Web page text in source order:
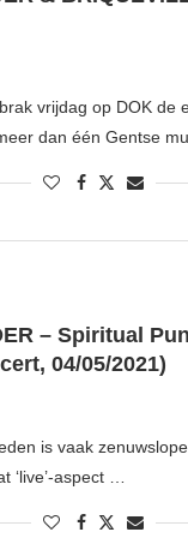
vrijdag op DOK de
dan één Gentse
– Spiritual
04/05/2021)
is vaak
‘live’-aspect …